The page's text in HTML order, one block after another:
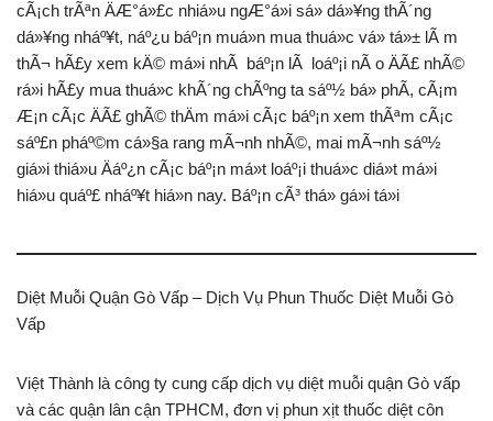
cÃ¡ch trÃªn ÄÆ°á»£c nhiá»u ngÆ°á»i sá»­ dá»¥ng thÃ´ng
dá»¥ng nháº¥t, náº¿u báº¡n muá»n mua thuá»c vá» tá»± lÃ m
thÃ¬ hÃ£y xem kÄ© má»i nhÃ báº¡n lÃ loáº¡i nÃ o ÄÃ£ nhÃ©
rá»i hÃ£y mua thuá»c khÃ´ng chÃºng ta sáº½ bá» phÃ­, cÃ¡m
Æ¡n cÃ¡c ÄÃ£ ghÃ© thÄm má»i cÃ¡c báº¡n xem thÃªm cÃ¡c
sáº£n pháº©m cá»§a rang mÃ¬nh nhÃ©, mai mÃ¬nh sáº½
giá»i thiá»u Äáº¿n cÃ¡c báº¡n má»t loáº¡i thuá»c diá»t má»i
hiá»u quáº£ nháº¥t hiá»n nay. Báº¡n cÃ³ thá» gá»i tá»i
Diệt Muỗi Quận Gò Vấp – Dịch Vụ Phun Thuốc Diệt Muỗi Gò
Vấp
Việt Thành là công ty cung cấp dịch vụ diệt muỗi quận Gò vấp
và các quận lân cận TPHCM, đơn vị phun xịt thuốc diệt côn